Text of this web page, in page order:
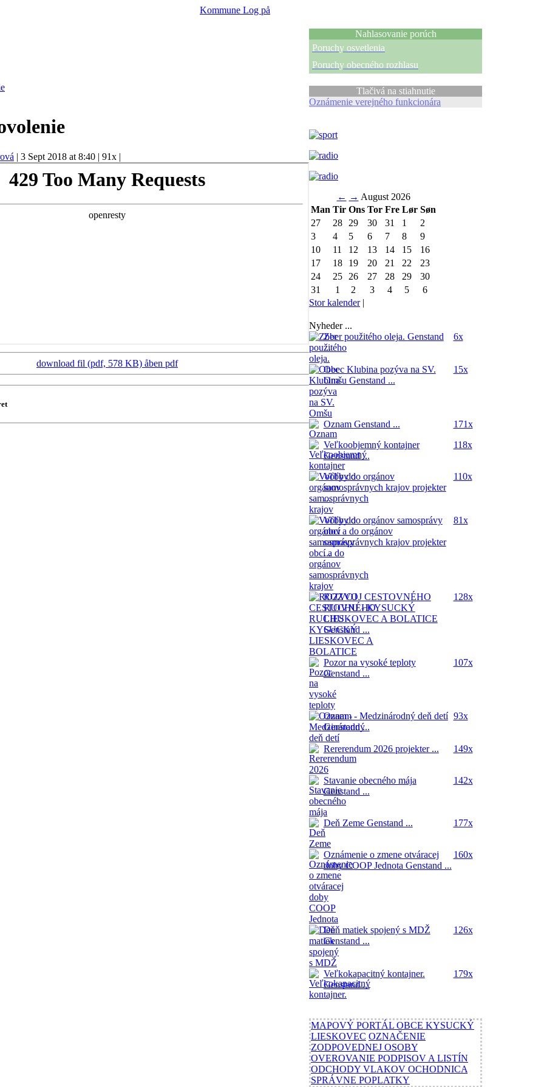
Kommune Log på
| 3 Sept 2018 at 8:40 | 91x |
download fil (pdf, 578 KB) åben pdf
Nahlasovanie porúch
Poruchy osvetlenia
Poruchy obecného rozhlasu
Tlačivá na stiahnutie
Oznámenie verejného funkcionára
← → August 2026
Man Tir Ons Tor Fre Lør Søn
27
28 29 30 31 1
2
3
4 5 6 7 8
9
10
11 12 13 14 15
16
17
18 19 20 21 22
23
24
25 26 27 28 29
30
31
1 2 3 4 5
6
Stor kalender|
Nyheder ...
Zber použitého oleja. Genstand
...
6x
Obec Klubina pozýva na SV.
Omšu Genstand ...
15x
Oznam Genstand ...
171x
Veľkoobjemný kontajner
Genstand ...
118x
Voľby do orgánov
samosprávnych krajov projekter
...
110x
Voľby do orgánov samosprávy
obcí a do orgánov
samosprávnych krajov projekter
...
81x
ROZVOJ CESTOVNÉHO
RUCHU - KYSUCKÝ
LIESKOVEC A BOLATICE
Genstand ...
128x
Pozor na vysoké teploty
Genstand ...
107x
Oznam - Medzinárodný deň detí
Genstand ...
93x
Rererendum 2026 projekter ... 149x
Stavanie obecného mája
Genstand ...
142x
Deň Zeme Genstand ... 177x
Oznámenie o zmene otváracej
doby COOP Jednota Genstand ...
160x
Deň matiek spojený s MDŽ
Genstand ...
126x
Veľkokapacitný kontajner.
Genstand ...
179x
MAPOVÝ PORTÁL OBCE KYSUCKÝ
LIESKOVEC OZNAČENIE
ZODPOVEDNEJ OSOBY
OVEROVANIE PODPISOV A LISTÍN
ODCHODY VLAKOV OCHODNICA
SPRÁVNE POPLATKY